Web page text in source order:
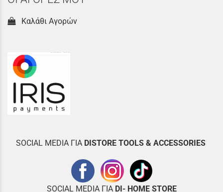
Καλάθι Αγορών
SOCIAL MEDIA ΓΙΑ DISTORE TOOLS & ACCESSORIES
SOCIAL MEDIA ΓΙΑ DI- HOME STORE